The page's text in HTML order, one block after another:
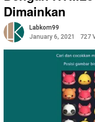
Dimainkan
Labkom99
January 6, 2021
727